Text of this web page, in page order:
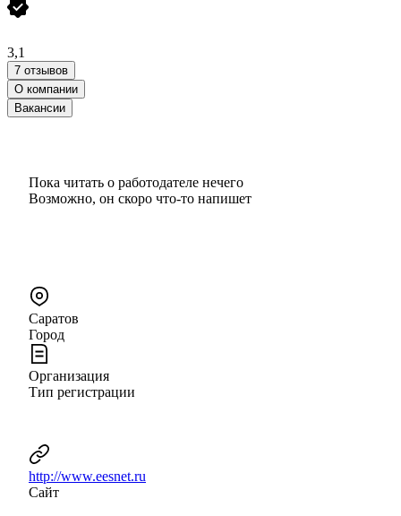
3,1
7 отзывов
О компании
Вакансии
Пока читать о работодателе нечего
Возможно, он скоро что‑то напишет
Саратов
Город
Организация
Тип регистрации
http://www.eesnet.ru
Сайт